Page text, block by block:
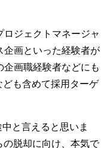
ジェクトマネージャ
画といった経験者が
画職経験者などにも
も含めて採用ターゲ
と言えると思いま
脱却に向け、本気で